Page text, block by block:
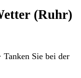
(Ruhr)
Tanken Sie bei der